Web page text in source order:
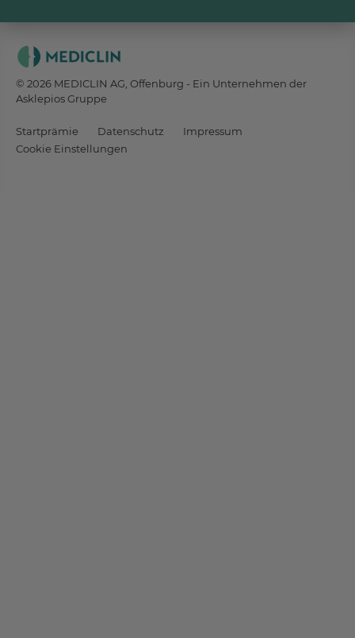
© 2026 MEDICLIN AG, Offenburg - Ein Unternehmen der
Asklepios Gruppe
Startprämie Datenschutz
Impressum
Cookie Einstellungen